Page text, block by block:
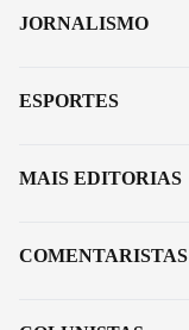
JORNALISMO
ESPORTES
MAIS EDITORIAS
COMENTARISTAS